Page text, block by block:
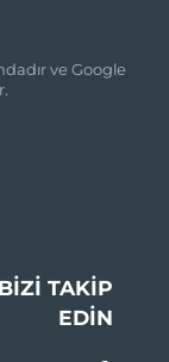
ve Google
BIZI TAKIP
EDIN